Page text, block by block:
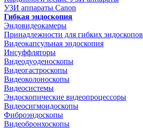
УЗИ аппараты Canon
Гибкая эндоскопия
Эндовидеокамеры
Принадлежности для гибких эндоскопов
Видеокапсульная эндоскопия
Инсуффляторы
Видеодуоденоскопы
Видеогастроскопы
Видеоколоноскопы
Видеосистемы
Эндоскопические видеопроцессоры
Видеосигмоидоскопы
Фиброэндоскопы
Видеобронхоскопы